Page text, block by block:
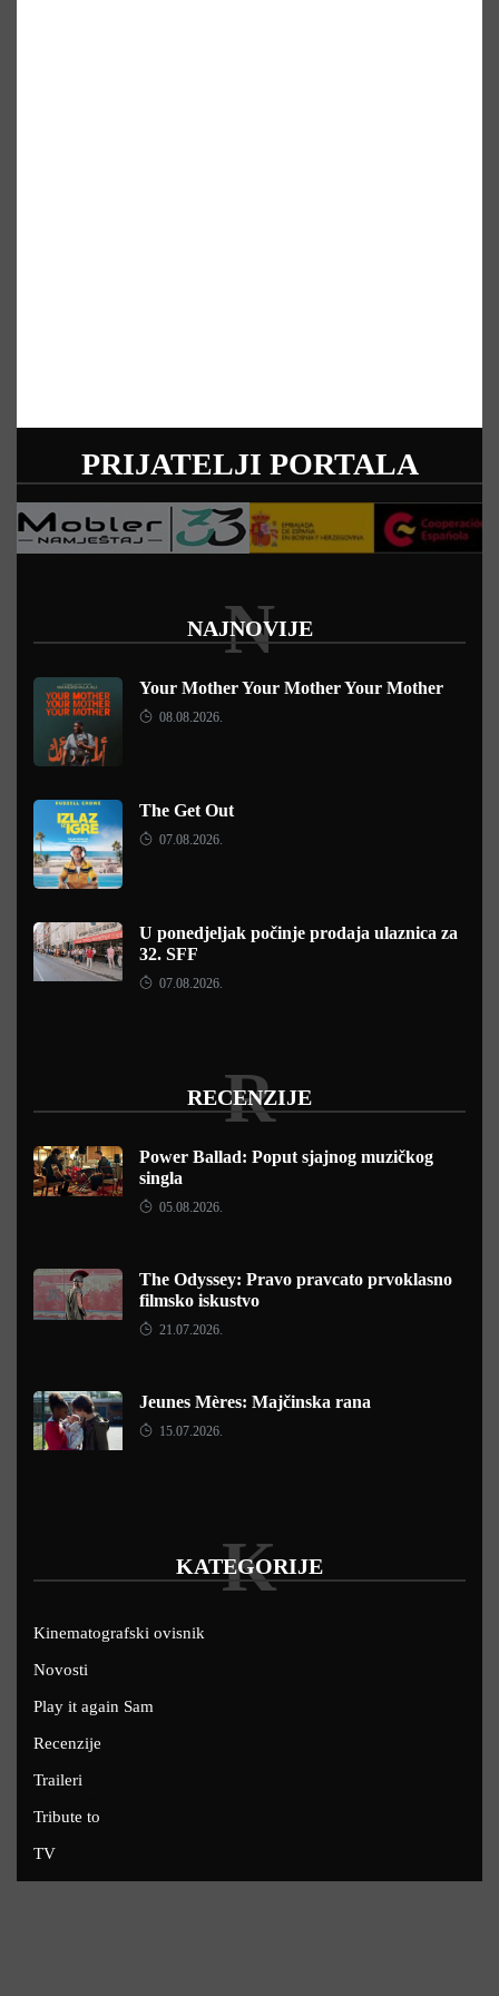
PRIJATELJI PORTALA
NAJNOVIJE
N
Your Mother Your Mother Your Mother
08.08.2026.
The Get Out
07.08.2026.
U ponedjeljak počinje prodaja ulaznica za
32. SFF
07.08.2026.
RECENZIJE
R
Power Ballad: Poput sjajnog muzičkog
singla
05.08.2026.
The Odyssey: Pravo pravcato prvoklasno
filmsko iskustvo
21.07.2026.
Jeunes Mères: Majčinska rana
15.07.2026.
KATEGORIJE
K
Kinematografski ovisnik
Novosti
Play it again Sam
Recenzije
Traileri
Tribute to
TV